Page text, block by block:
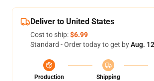
Deliver to United States
Cost to ship:$6.99
Standard - Order today to get byAug.
Production
Shipping